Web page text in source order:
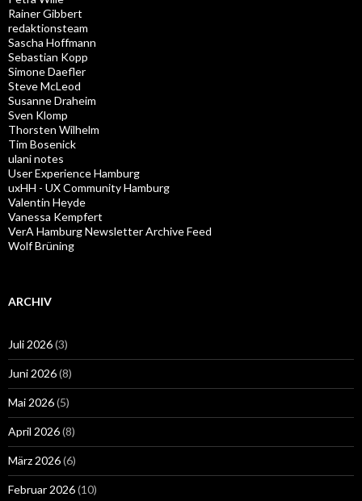
Rainer Gibbert
redaktionsteam
Sascha Hoffmann
Sebastian Kopp
Simone Daefler
Steve McLeod
Susanne Draheim
Sven Klomp
Thorsten Wilhelm
Tim Bosenick
ulani notes
User Experience Hamburg
uxHH - UX Community Hamburg
Valentin Heyde
Vanessa Kempfert
VerA Hamburg Newsletter Archive Feed
Wolf Brüning
ARCHIV
Juli 2026(3)
Juni 2026(8)
Mai 2026(5)
April 2026(8)
März 2026(6)
Februar 2026(10)